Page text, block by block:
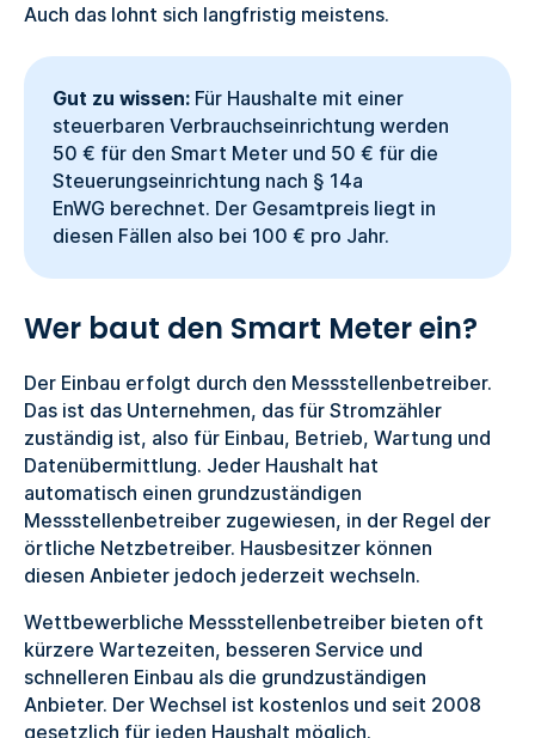
Auch das lohnt sich langfristig meistens.
Gut zu wissen:Für Haushalte mit einer
steuerbaren Verbrauchseinrichtung werden
50 € für den Smart Meter und 50 € für die
Steuerungseinrichtung nach § 14a
EnWG berechnet. Der Gesamtpreis liegt in
diesen Fällen also bei 100 € pro Jahr.
Wer baut den Smart Meter ein?
Der Einbau erfolgt durch den Messstellenbetreiber.
Das ist das Unternehmen, das für Stromzähler
zuständig ist, also für Einbau, Betrieb, Wartung und
Datenübermittlung. Jeder Haushalt hat
automatisch einen grundzuständigen
Messstellenbetreiber zugewiesen, in der Regel der
örtliche Netzbetreiber. Hausbesitzer können
diesen Anbieter jedoch jederzeit wechseln.
Wettbewerbliche Messstellenbetreiber bieten oft
kürzere Wartezeiten, besseren Service und
schnelleren Einbau als die grundzuständigen
Anbieter. Der Wechsel ist kostenlos und seit 2008
gesetzlich für jeden Haushalt möglich.